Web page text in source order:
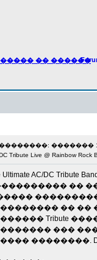
������� 13
Live @ Rainbow Rock
The Ultimate AC/
��
�� ��
Tribute
���
��������. D.J